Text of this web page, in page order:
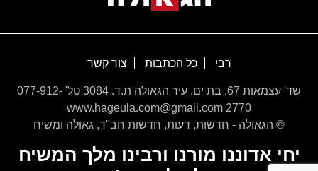
רבי כל הכתבות צור קשר
שד' עצמאות 67, בת ים, עיר הגאולה ת.ד. 3084 טל' 077-912-
2770 www.hageula.com@gmail.com
© הגאולה - חדשות, דעות, חדשות חב''ד, גאולה ומשיח
יחי אדוננו מורנו ורבינו מלך המשיח